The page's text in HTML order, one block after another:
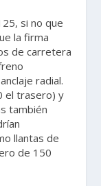
si no que
la firma
de carretera
radial.
el trasero) y
también
llantas de
de 150